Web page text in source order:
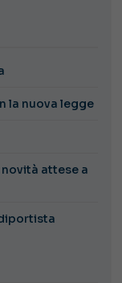
la nuova legge
attese a